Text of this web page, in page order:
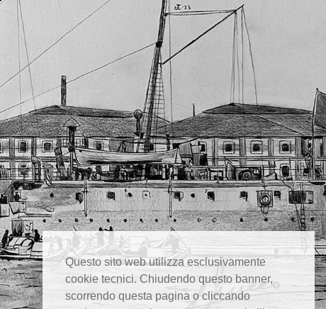
Questo sito web utilizza esclusivamente
cookie tecnici. Chiudendo questo banner,
scorrendo questa pagina o cliccando